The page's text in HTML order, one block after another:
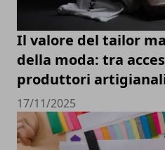
Il valore del tailor
della moda: tra
produttori
17/11/2025